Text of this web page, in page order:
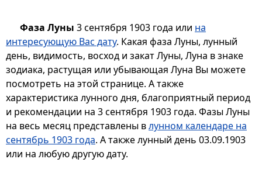
Фаза Луны 3 сентября 1903 года или на
интересующую Вас дату. Какая фаза Луны, лунный
день, видимость, восход и закат Луны, Луна в знаке
зодиака, растущая или убывающая Луна Вы можете
посмотреть на этой странице. А также
характеристика лунного дня, благоприятный период
и рекомендации на 3 сентября 1903 года. Фазы Луны
на весь месяц представлены влунном календаре на
сентябрь 1903 года. А также лунный день 03.09.1903
или на любую другую дату.